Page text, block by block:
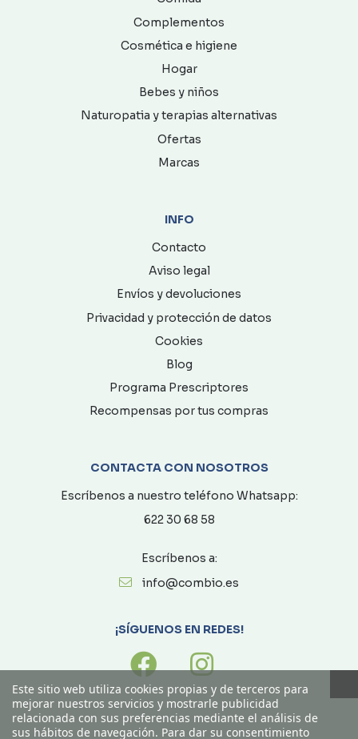
Complementos
Cosmética e higiene
Hogar
Bebes y niños
Naturopatia y terapias alternativas
Ofertas
Marcas
INFO
Contacto
Aviso legal
Envíos y devoluciones
Privacidad y protección de datos
Cookies
Blog
Programa Prescriptores
Recompensas por tus compras
CONTACTA CON NOSOTROS
Escríbenos a nuestro teléfono Whatsapp:
622 30 68 58
Escríbenos a:
info@combio.es
¡SÍGUENOS EN REDES!
Este sitio web utiliza cookies propias y de terceros para
mejorar nuestros servicios y mostrarle publicidad
relacionada con sus preferencias mediante el análisis de
sus hábitos de navegación. Para dar su consentimiento